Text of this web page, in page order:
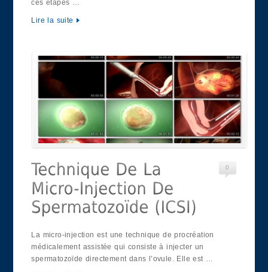
ces étapes …
Lire la suite
0
La micro-injection est une technique de procréation
médicalement assistée qui consiste à injecter un
spermatozoïde directement dans l’ovule. Elle est …